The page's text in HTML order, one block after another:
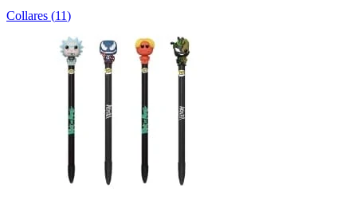
Collares (11)